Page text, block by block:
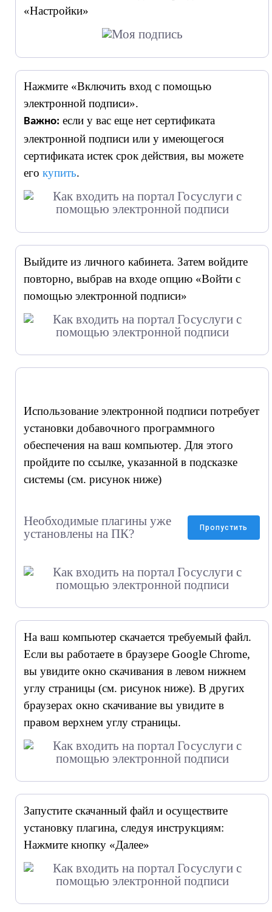
«Настройки»
Нажмите «Включить вход с помощью
электронной подписи».
Важно: если у вас еще нет сертификата
электронной подписи или у имеющегося
сертификата истек срок действия, вы можете
его купить.
Выйдите из личного кабинета. Затем войдите
повторно, выбрав на входе опцию «Войти с
помощью электронной подписи»
Использование электронной подписи потребует
установки добавочного программного
обеспечения на ваш компьютер. Для этого
пройдите по ссылке, указанной в подсказке
системы (см. рисунок ниже)
Необходимые плагины уже
установлены на ПК?
Пропустить
На ваш компьютер скачается требуемый файл.
Если вы работаете в браузере Google Chrome,
вы увидите окно скачивания в левом нижнем
углу страницы (см. рисунок ниже). В других
браузерах окно скачивание вы увидите в
правом верхнем углу страницы.
Запустите скачанный файл и осуществите
установку плагина, следуя инструкциям:
Нажмите кнопку «Далее»